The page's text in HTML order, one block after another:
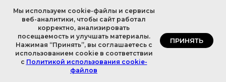
сработал на вас.
Мы используем cookie-файлы и сервисы
веб-аналитики, чтобы сайт работал
корректно, анализировать
посещаемость и улучшать материалы.
Нажимая “Принять”, вы соглашаетесь с
использованием cookie в соответствии
с Политикой использования cookie-
файлов
ПРИНЯТЬ